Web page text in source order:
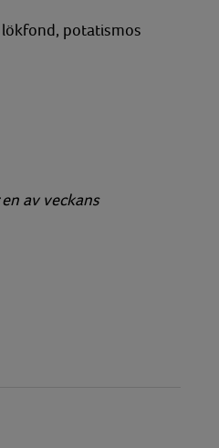
lökfond, potatismos
av veckans